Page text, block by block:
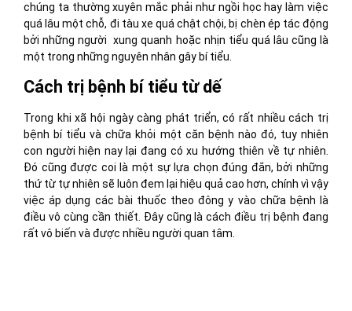
chúng ta thường xuyên mắc phải như ngồi học hay làm việc
quá lâu một chỗ, đi tàu xe quá chật chội, bị chèn ép tác động
bởi những người xung quanh hoặc nhịn tiểu quá lâu cũng là
một trong những nguyên nhân gây bí tiểu.
Cách trị bệnh bí tiểu từ dế
Trong khi xã hội ngày càng phát triển, có rất nhiều cách trị
bệnh bí tiểu và chữa khỏi một căn bệnh nào đó, tuy nhiên
con người hiện nay lại đang có xu hướng thiên về tự nhiên.
Đó cũng được coi là một sự lựa chọn đúng đắn, bởi những
thứ từ tự nhiên sẽ luôn đem lại hiệu quả cao hơn, chính vì vậy
việc áp dụng các bài thuốc theo đông y vào chữa bệnh là
điều vô cùng cần thiết. Đây cũng là cách điều trị bệnh đang
rất vô biến và được nhiều người quan tâm.